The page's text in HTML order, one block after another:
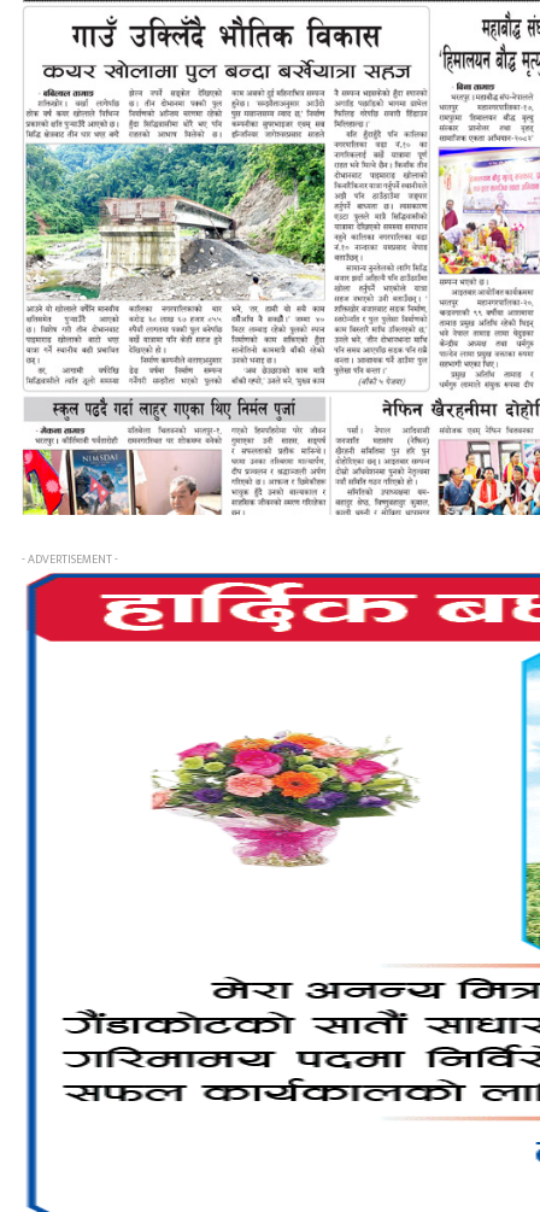
- ADVERTISEMENT -